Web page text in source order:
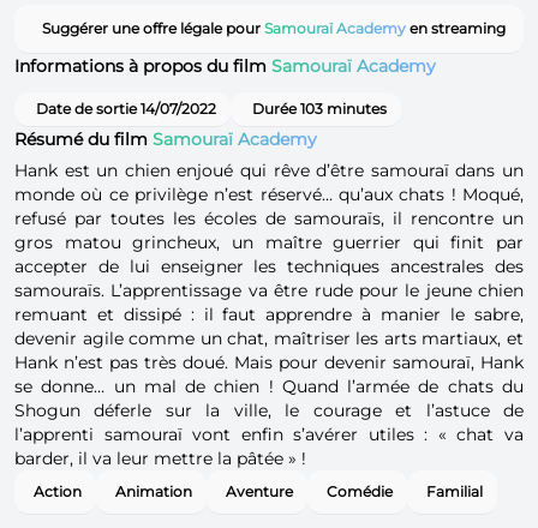
Suggérer une offre légale pour Samouraï Academy en streaming
Informations à propos du film Samouraï Academy
Date de sortie 14/07/2022 Durée 103 minutes
Résumé du film Samouraï Academy
Hank est un chien enjoué qui rêve d’être samouraï dans un
monde où ce privilège n’est réservé… qu’aux chats ! Moqué,
refusé par toutes les écoles de samouraïs, il rencontre un
gros matou grincheux, un maître guerrier qui finit par
accepter de lui enseigner les techniques ancestrales des
samouraïs. L’apprentissage va être rude pour le jeune chien
remuant et dissipé : il faut apprendre à manier le sabre,
devenir agile comme un chat, maîtriser les arts martiaux, et
Hank n’est pas très doué. Mais pour devenir samouraï, Hank
se donne… un mal de chien ! Quand l’armée de chats du
Shogun déferle sur la ville, le courage et l’astuce de
l’apprenti samouraï vont enfin s’avérer utiles : « chat va
barder, il va leur mettre la pâtée » !
Action Animation Aventure Comédie Familial